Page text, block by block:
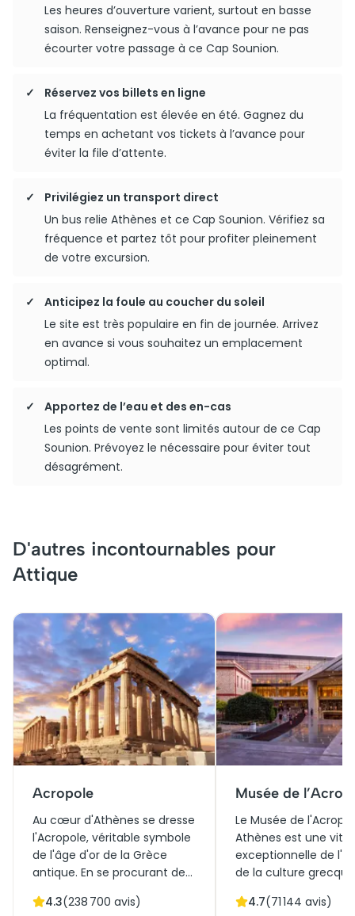
Les heures d’ouverture varient, surtout en basse
saison. Renseignez-vous à l’avance pour ne pas
écourter votre passage à ce Cap Sounion.
Réservez vos billets en ligne
La fréquentation est élevée en été. Gagnez du
temps en achetant vos tickets à l’avance pour
éviter la file d’attente.
Privilégiez un transport direct
Un bus relie Athènes et ce Cap Sounion. Vérifiez sa
fréquence et partez tôt pour profiter pleinement
de votre excursion.
Anticipez la foule au coucher du soleil
Le site est très populaire en fin de journée. Arrivez
en avance si vous souhaitez un emplacement
optimal.
Apportez de l’eau et des en-cas
Les points de vente sont limités autour de ce Cap
Sounion. Prévoyez le nécessaire pour éviter tout
désagrément.
D'autres incontournables pour
Attique
Acropole
Au cœur d'Athènes se dresse
l'Acropole, véritable symbole
de l'âge d'or de la Grèce
antique. En se procurant des
découvre des trésors
4.3(238 700 avis)
Musée de
Le Musée de
Athènes est une
exceptionnelle de
de la culture
trésors de l'Acropole,
4.7(71 144 avis)